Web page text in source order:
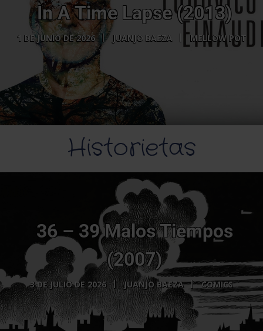
In A Time Lapse (2013)
1 DE JUNIO DE 2026 JUANJO BAEZA MELLOW POT
Historietas
36 – 39 Malos Tiempos
(2007)
3 DE JULIO DE 2026 JUANJO BAEZA COMICS